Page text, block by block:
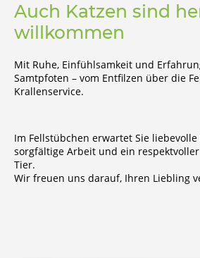
Auch Katzen sind
willkommen
Mit Ruhe, Einfühlsamkeit und
Samtpfoten – vom Entfilzen über die
Krallenservice.
Im Fellstübchen erwartet Sie
sorgfältige Arbeit und ein
Tier.
Wir freuen uns darauf, Ihren Liebling